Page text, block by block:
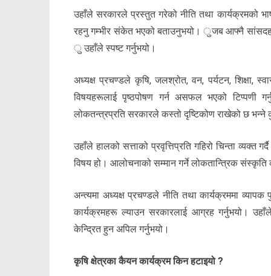
उहाँले सरकारले प्रस्तुत गरेको नीति तथा कार्यक्रमको
रहनु गम्भीर संकेत भएको बताउनुभयो। ुजब आफ्नै
ु उहाँले स्पष्ट गर्नुभयो।
अध्यक्ष प्रचण्डले कृषि, जलश्रोत, वन, पर्यटन, शिक्षा,
विषयहरूलाई पृष्ठपोषण गर्न असफल भएको टिप्पणी
लोकतन्त्रप्रति सरकारले कस्तो दृष्टिकोण राखेको छ भन्ने
उहाँले हालको सत्ताको प्रवृत्तिप्रति गहिरो चिन्ता व्यक्त
विषय हो। आलोचनाको सम्मान गर्ने लोकतान्त्रिक
अन्त्यमा अध्यक्ष प्रचण्डले नीति तथा कार्यक्रममा
कार्यक्रमहरू ल्याउन सरकारलाई आग्रह गर्नुभयो।
केन्द्रित हुन अपिल गर्नुभयो।
कृषि क्षेत्रका कैयन कार्यक्रम किन हटाइयो ?